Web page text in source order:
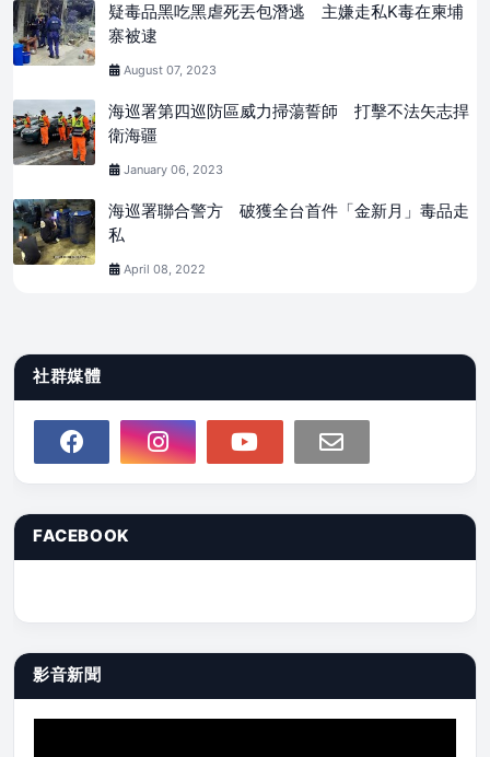
疑毒品黑吃黑虐死丟包潛逃 主嫌走私K毒在柬埔
寨被逮
August 07, 2023
海巡署第四巡防區威力掃蕩誓師 打擊不法矢志捍
衛海疆
January 06, 2023
海巡署聯合警方 破獲全台首件「金新月」毒品走
私
April 08, 2022
社群媒體
FACEBOOK
影音新聞